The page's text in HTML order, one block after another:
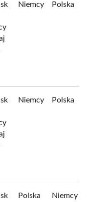
Niemcy Polska
Niemcy Polska
Polska Niemcy